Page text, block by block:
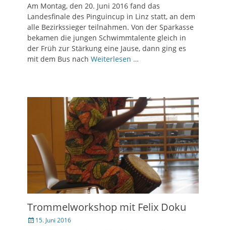
Am Montag, den 20. Juni 2016 fand das
Landesfinale des Pinguincup in Linz statt, an dem
alle Bezirkssieger teilnahmen. Von der Sparkasse
bekamen die jungen Schwimmtalente gleich in
der Früh zur Stärkung eine Jause, dann ging es
mit dem Bus nach Weiterlesen …
Trommelworkshop mit Felix Doku
Veröffentlicht
15. Juni 2016